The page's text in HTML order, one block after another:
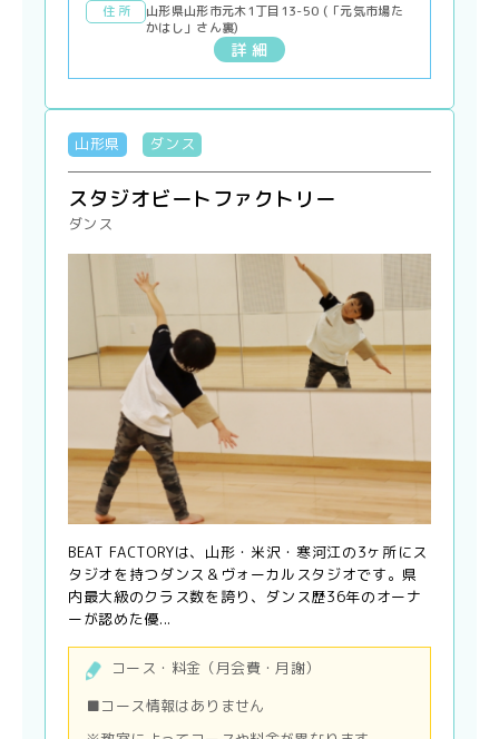
住 所
山形県山形市元木1丁目13-50 (「元気市場た
かはし」さん裏)
詳 細
山形県 ダンス
スタジオビートファクトリー
ダンス
BEAT FACTORYは、山形・米沢・寒河江の3ヶ所にス
タジオを持つダンス＆ヴォーカルスタジオです。県
内最大級のクラス数を誇り、ダンス歴36年のオーナ
ーが認めた優...
コース・料金（月会費・月謝）
■コース情報はありません